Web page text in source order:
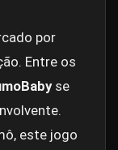
por
Entre os
se
este jogo